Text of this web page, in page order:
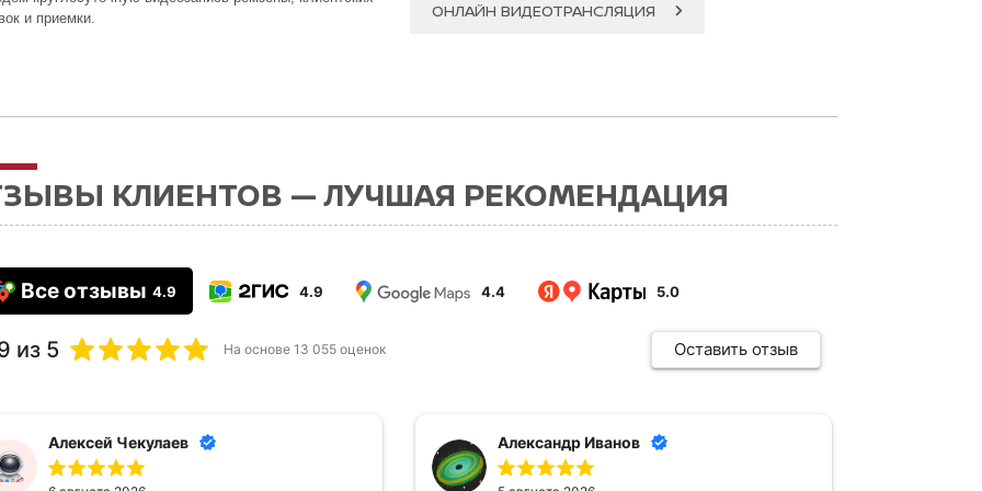
и приемки.
ОНЛАЙН ВИДЕОТРАНСЛЯЦИЯ
КЛИЕНТОВ — ЛУЧШАЯ РЕКОМЕНДАЦИЯ
Все отзывы 4.9 4.9 4.4 5.0
из 5 На основе 13 055 оценок Оставить отзыв
Алексей Чекулаев Александр Иванов